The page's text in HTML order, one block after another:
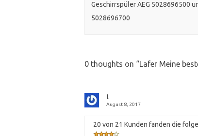
Geschirrspüler AEG 5028696500
5028696700
0 thoughts on “Lafer Meine
I.
August 8, 2017
20 von 21 Kunden fanden die